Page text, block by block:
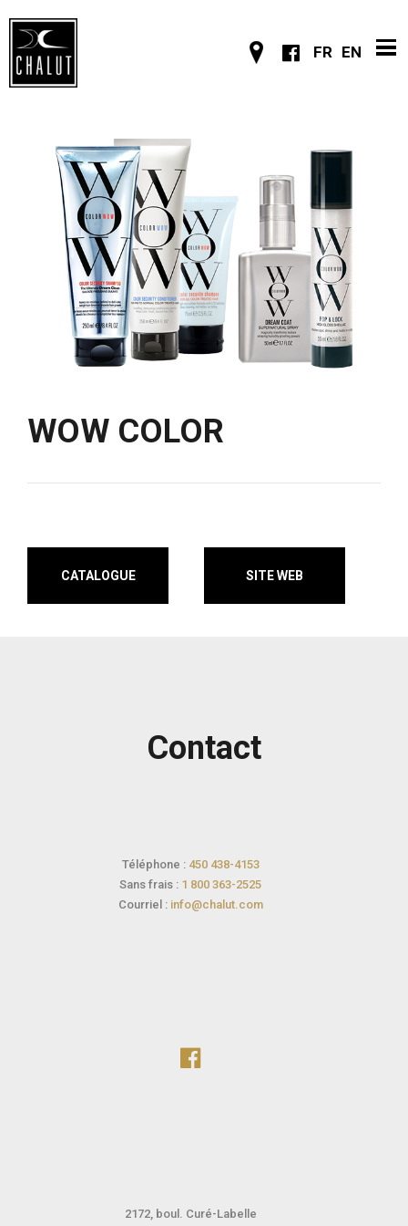
FR EN
WOW COLOR
CATALOGUE SITE WEB
Contact
Téléphone : 450 438-4153
Sans frais : 1 800 363-2525
Courriel : info@chalut.com
2172, boul. Curé-Labelle